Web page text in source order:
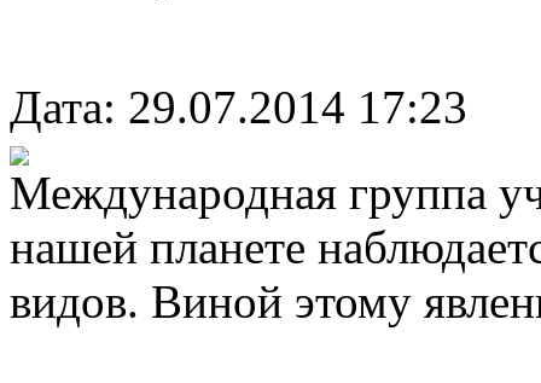
Дата: 29.07.2014 17:23
Международная группа
нашей планете
видов. Виной этому